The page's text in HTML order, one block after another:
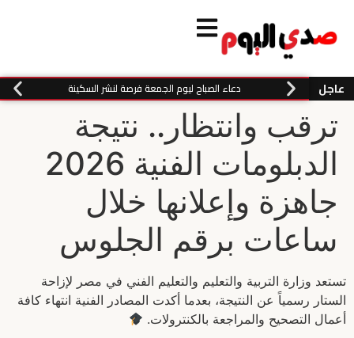
عاجل دعاء الصباح ليوم الجمعة فرصة لنشر السكينة
ترقب وانتظار.. نتيجة
الدبلومات الفنية 2026
جاهزة وإعلانها خلال
ساعات برقم الجلوس
تستعد وزارة التربية والتعليم والتعليم الفني في مصر لإزاحة
الستار رسمياً عن النتيجة، بعدما أكدت المصادر الفنية انتهاء كافة
أعمال التصحيح والمراجعة بالكنترولات.